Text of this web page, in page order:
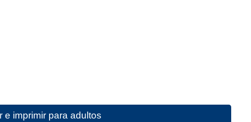
e imprimir para adultos